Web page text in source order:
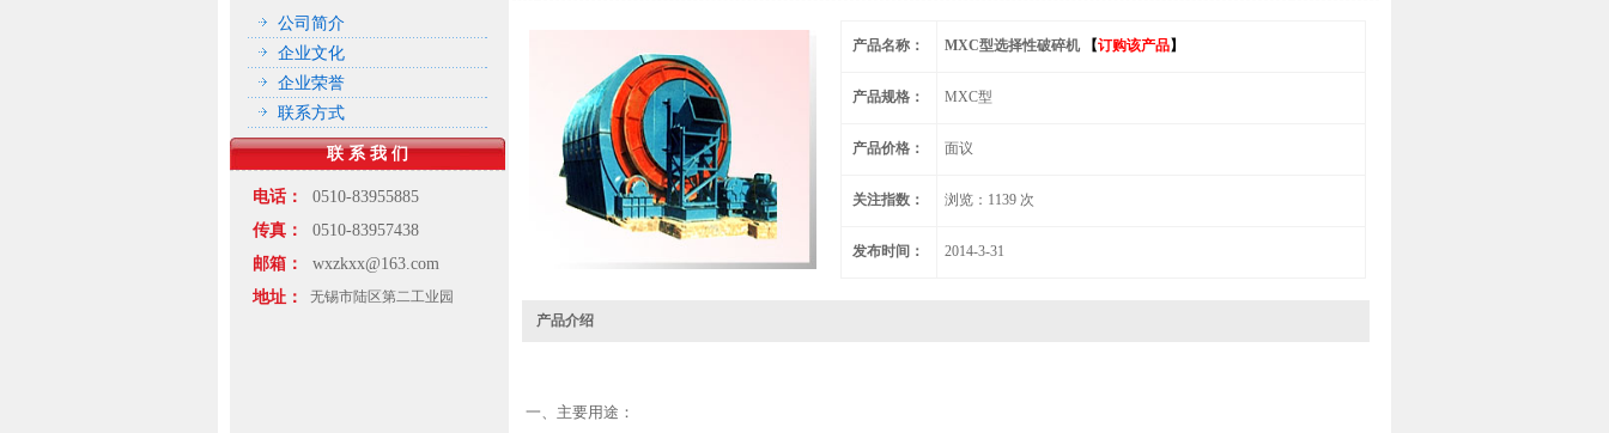
公司简介
企业文化
企业荣誉
联系方式
联 系 我 们
电话：
0510-83955885
传真：
0510-83957438
邮箱：
wxzkxx@163.com
地址：
无锡市陆区第二工业园
产品名称： MXC型选择性破碎机 【订购该产品】
产品规格： MXC型
产品价格： 面议
关注指数： 浏览：1139 次
发布时间： 2014-3-31
产品介绍
一、主要用途：